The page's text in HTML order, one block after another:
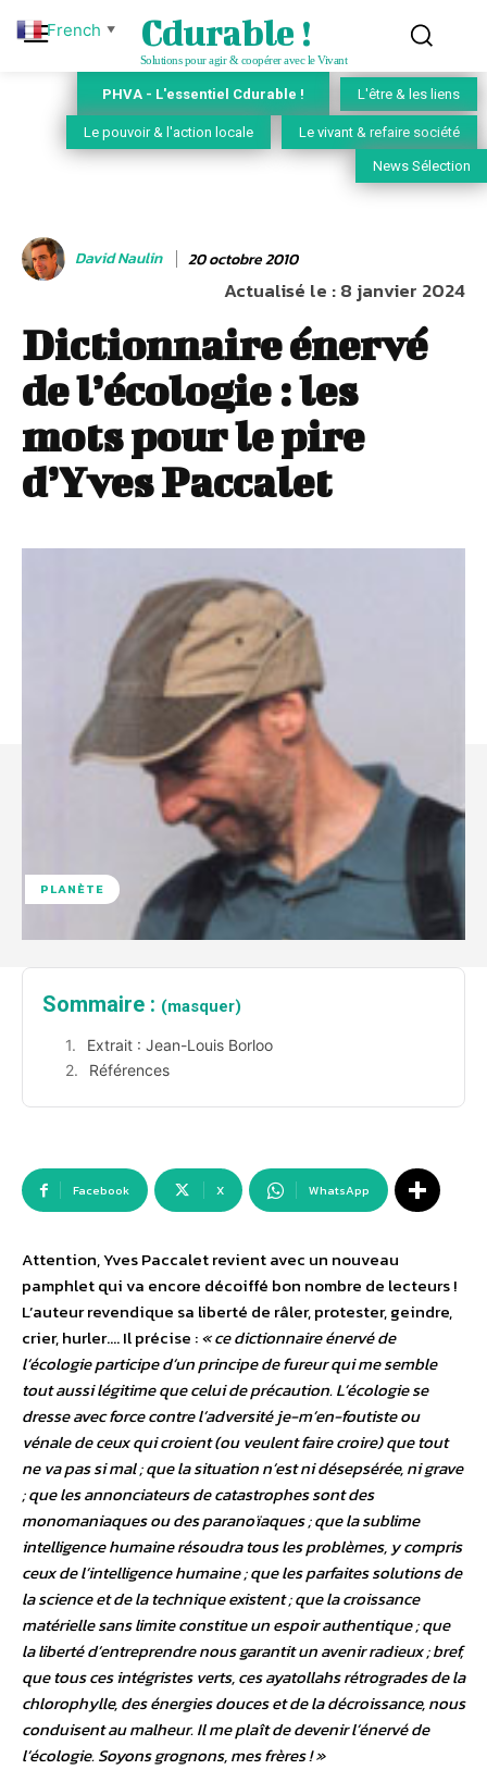
Cdurable !
Solutions pour agir & coopérer avec le Vivant
PHVA - L'essentiel Cdurable ! L'être & les liens
Le pouvoir & l'action locale Le vivant & refaire société
News Sélection
David Naulin 20 octobre 2010
Actualisé le :8 janvier 2024
Dictionnaire énervé
de l’écologie : les
mots pour le pire
d’Yves Paccalet
PLANÈTE
Sommaire : (masquer)
Extrait : Jean-Louis Borloo
Références
Facebook X WhatsApp
Attention, Yves Paccalet revient avec un nouveau
pamphlet qui va encore décoiffé bon nombre de lecteurs !
L’auteur revendique sa liberté de râler, protester, geindre,
crier, hurler…. Il précise :« ce dictionnaire énervé de
l’écologie participe d’un principe de fureur qui me semble
tout aussi légitime que celui de précaution. L’écologie se
dresse avec force contre l’adversité je-m’en-foutiste ou
vénale de ceux qui croient (ou veulent faire croire) que tout
ne va pas si mal ; que la situation n’est ni désepsérée, ni grave
; que les annonciateurs de catastrophes sont des
monomaniaques ou des paranoïaques ; que la sublime
intelligence humaine résoudra tous les problèmes, y compris
ceux de l’intelligence humaine ; que les parfaites solutions de
la science et de la technique existent ; que la croissance
matérielle sans limite constitue un espoir authentique ; que
la liberté d’entreprendre nous garantit un avenir radieux ; bref,
que tous ces intégristes verts, ces ayatollahs rétrogrades de la
chlorophylle, des énergies douces et de la décroissance, nous
conduisent au malheur. Il me plaît de devenir l’énervé de
l’écologie. Soyons grognons, mes frères ! »
French ▼